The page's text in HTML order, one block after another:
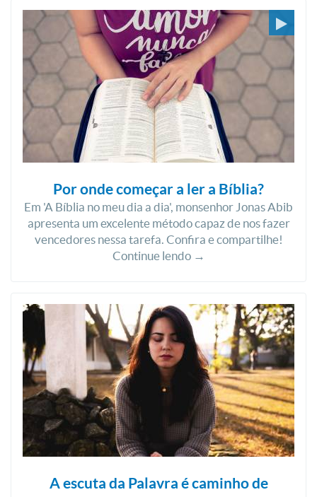
Por onde começar a ler a Bíblia?
Em 'A Bíblia no meu dia a dia', monsenhor Jonas Abib
apresenta um excelente método capaz de nos fazer
vencedores nessa tarefa. Confira e compartilhe!
Continue lendo →
A escuta da Palavra é caminho de